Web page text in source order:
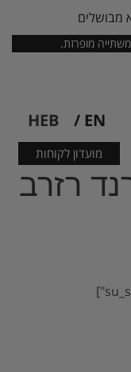
מבושלים
מופרזת.
EN /
HEB
מועדון לקוחות
רזרב